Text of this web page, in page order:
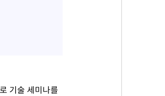
기술 세미나를